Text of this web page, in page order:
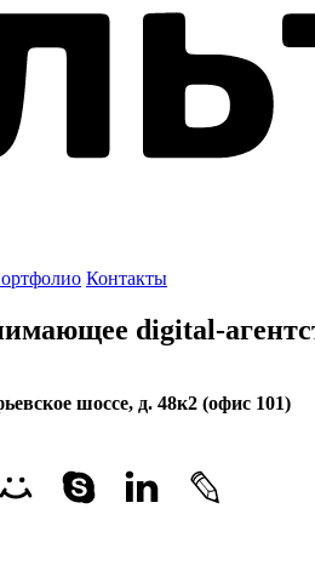
Контакты
digital-
шоссе, д. 48к2 (офис 101)